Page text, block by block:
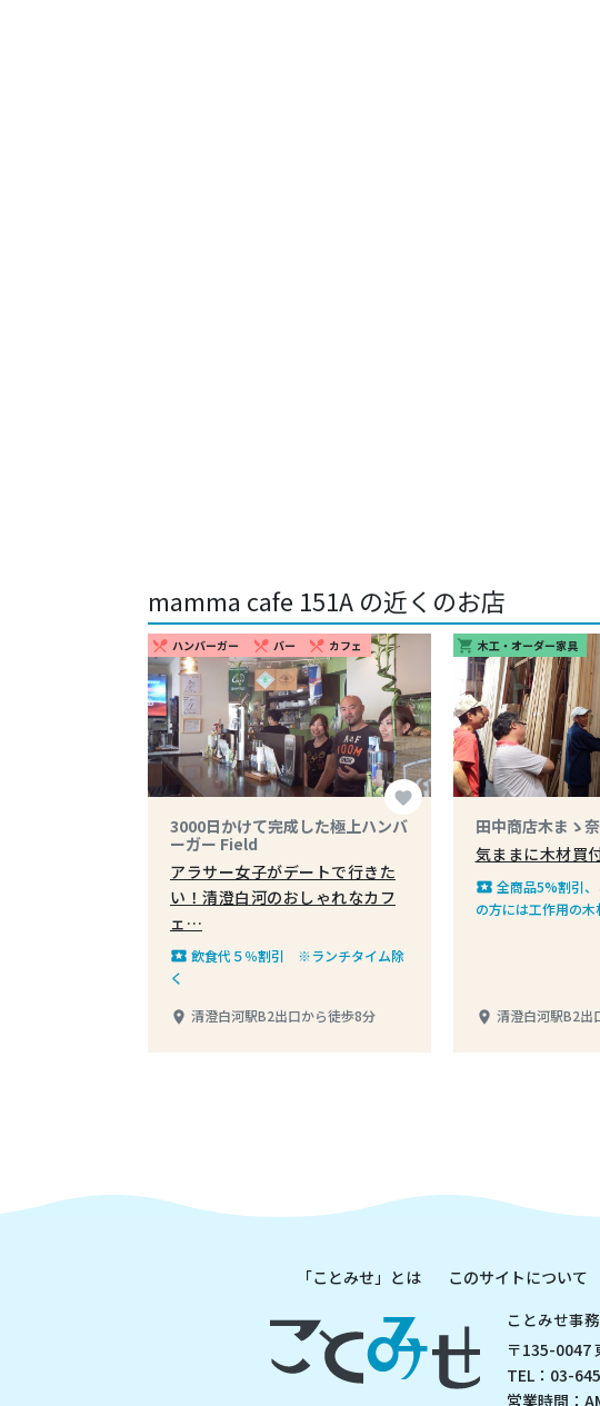
mamma cafe 151A の近くのお店
restaurant_menu ハンバーガー restaurant_menu バー restaurant_menu カフェ
favorite
3000日かけて完成した極上ハンバ
ーガー Field
アラサー女子がデートで行きた
い！清澄白河のおしゃれなカフ
ェ…
local_play 飲食代５％割引 ※ランチタイム除
く
place 清澄白河駅B2出口から徒歩8分
shopping_cart 木工・オーダー家具
田中商店木まゝ
気ままに木材買
local_play 全商品5%割引
の方には工作用の
place 清澄白河駅B2出
「ことみせ」とは このサイトについて
ことみせ事
〒135-0047
TEL：03-
営業時間：